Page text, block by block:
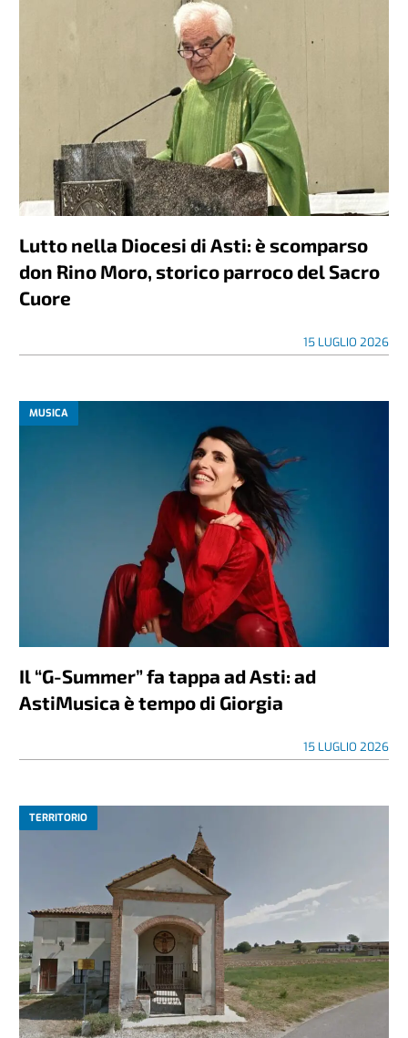
Lutto nella Diocesi di Asti: è scomparso
don Rino Moro, storico parroco del Sacro
Cuore
15 LUGLIO 2026
MUSICA
Il “G-Summer” fa tappa ad Asti: ad
AstiMusica è tempo di Giorgia
15 LUGLIO 2026
TERRITORIO